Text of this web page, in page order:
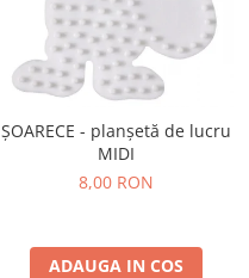
ȘOARECE - planșetă de lucru
MIDI
8,00 RON
ADAUGA IN COS